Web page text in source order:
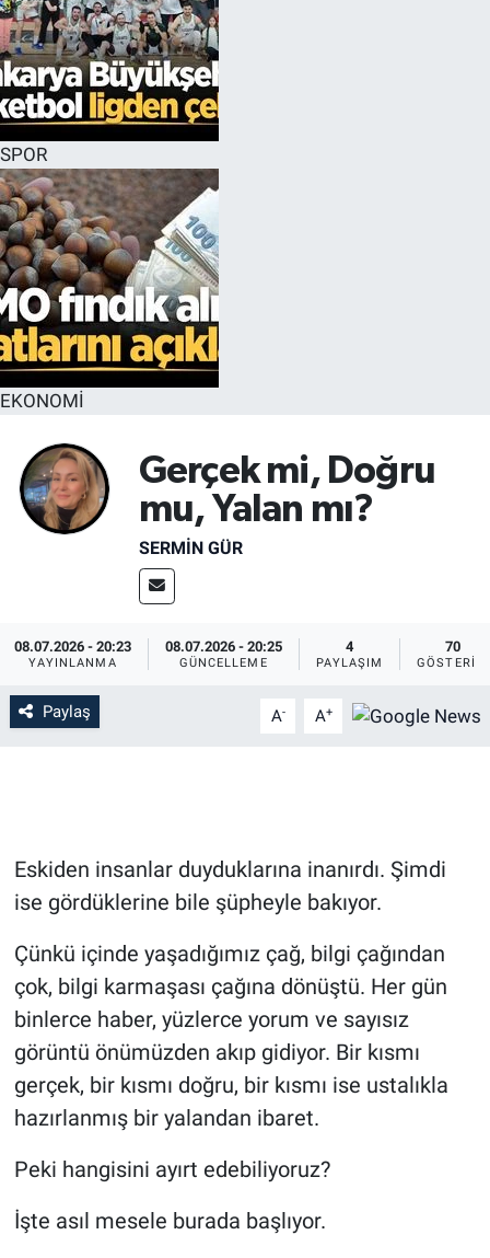
SPOR
EKONOMİ
Gerçek mi, Doğru
mu, Yalan mı?
SERMIN GÜR
08.07.2026 - 20:23
YAYINLANMA
08.07.2026 - 20:25
GÜNCELLEME
4
PAYLAŞIM
70
GÖSTERIM
Paylaş A- A+
Eskiden insanlar duyduklarına inanırdı. Şimdi
ise gördüklerine bile şüpheyle bakıyor.
Çünkü içinde yaşadığımız çağ, bilgi çağından
çok, bilgi karmaşası çağına dönüştü. Her gün
binlerce haber, yüzlerce yorum ve sayısız
görüntü önümüzden akıp gidiyor. Bir kısmı
gerçek, bir kısmı doğru, bir kısmı ise ustalıkla
hazırlanmış bir yalandan ibaret.
Peki hangisini ayırt edebiliyoruz?
İşte asıl mesele burada başlıyor.